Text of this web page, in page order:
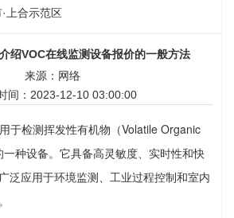
上合示范区
绍VOC在线监测设备报价的一般方法
来源：网络
间：2023-12-10 03:00:00
于检测挥发性有机物（Volatile Organic
种设备。它具备高灵敏度、实时性和快
泛应用于环境监测、工业过程控制和室内